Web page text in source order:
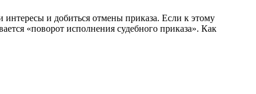
интересы и добиться отмены приказа. Если к этому
«поворот исполнения судебного приказа». Как